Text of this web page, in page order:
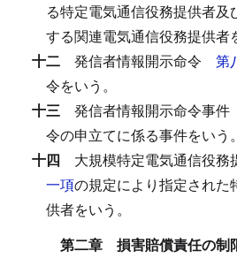
る特定電気通信役務提供者及
する関連電気通信役務提供者
十二 発信者情報開示命令 第
令をいう。
十三 発信者情報開示命令事件
令の申立てに係る事件をいう。
十四 大規模特定電気通信役務
一項の規定により指定された
供者をいう。
第二章 損害賠償責任の制